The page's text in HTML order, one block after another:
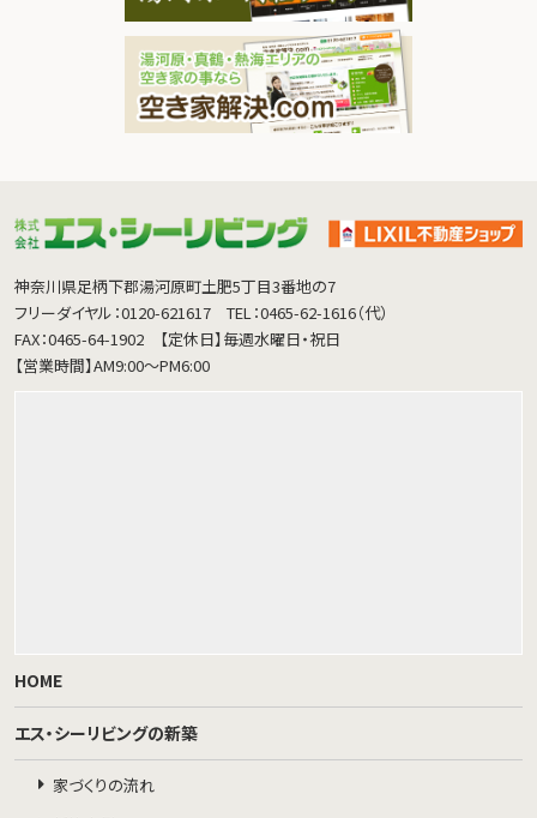
神奈川県足柄下郡湯河原町土肥5丁目3番地の7
フリーダイヤル：0120-621617
TEL：0465-62-1616（代）
FAX：0465-64-1902
【定休日】毎週水曜日・祝日
【営業時間】AM9:00～PM6:00
HOME
エス・シーリビングの新築
家づくりの流れ